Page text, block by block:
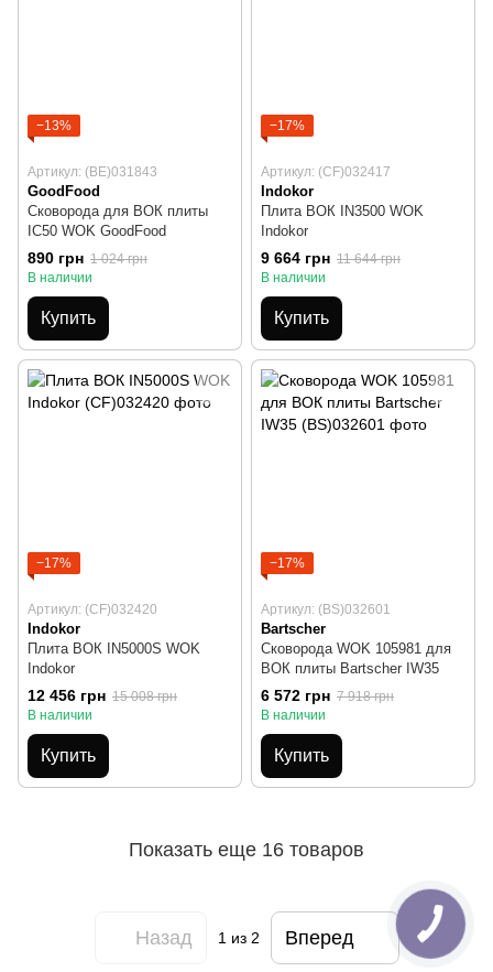
−13%
Артикул: (BE)031843
GoodFood
Сковорода для ВОК плиты
IC50 WOK GoodFood
890 грн 1 024 грн
В наличии
Купить
−17%
Артикул: (CF)032417
Indokor
Плита ВОК IN3500 WOK
Indokor
9 664 грн 11 644 грн
В наличии
Купить
−17%
Артикул: (CF)032420
Indokor
Плита ВОК IN5000S WOK
Indokor
12 456 грн 15 008 грн
В наличии
Купить
−17%
Артикул: (BS)032601
Bartscher
Сковорода WOK 105981 для
ВОК плиты Bartscher IW35
6 572 грн 7 918 грн
В наличии
Купить
Показать еще 16 товаров
Назад 1из 2 Вперед